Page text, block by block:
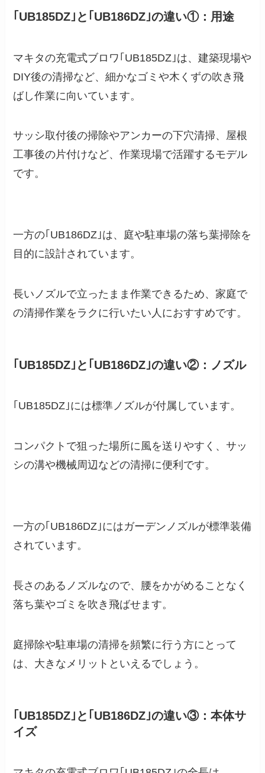
｢UB185DZ｣と｢UB186DZ｣の違い①：用途
マキタの充電式ブロワ｢UB185DZ｣は、建築現場や
DIY後の清掃など、細かなゴミや木くずの吹き飛
ばし作業に向いています。
サッシ取付後の掃除やアンカーの下穴清掃、屋根
工事後の片付けなど、作業現場で活躍するモデル
です。
一方の｢UB186DZ｣は、庭や駐車場の落ち葉掃除を
目的に設計されています。
長いノズルで立ったまま作業できるため、家庭で
の清掃作業をラクに行いたい人におすすめです。
｢UB185DZ｣と｢UB186DZ｣の違い②：ノズル
｢UB185DZ｣には標準ノズルが付属しています。
コンパクトで狙った場所に風を送りやすく、サッ
シの溝や機械周辺などの清掃に便利です。
一方の｢UB186DZ｣にはガーデンノズルが標準装備
されています。
長さのあるノズルなので、腰をかがめることなく
落ち葉やゴミを吹き飛ばせます。
庭掃除や駐車場の清掃を頻繁に行う方にとって
は、大きなメリットといえるでしょう。
｢UB185DZ｣と｢UB186DZ｣の違い③：本体サ
イズ